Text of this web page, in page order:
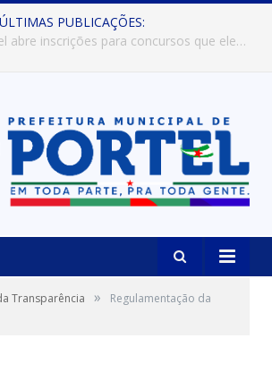
ÚLTIMAS PUBLICAÇÕES:
Prefeitura de Portel abre inscrições para concursos que elegerão os destaques do Verão 2026
Transparência »
Regulamentação da